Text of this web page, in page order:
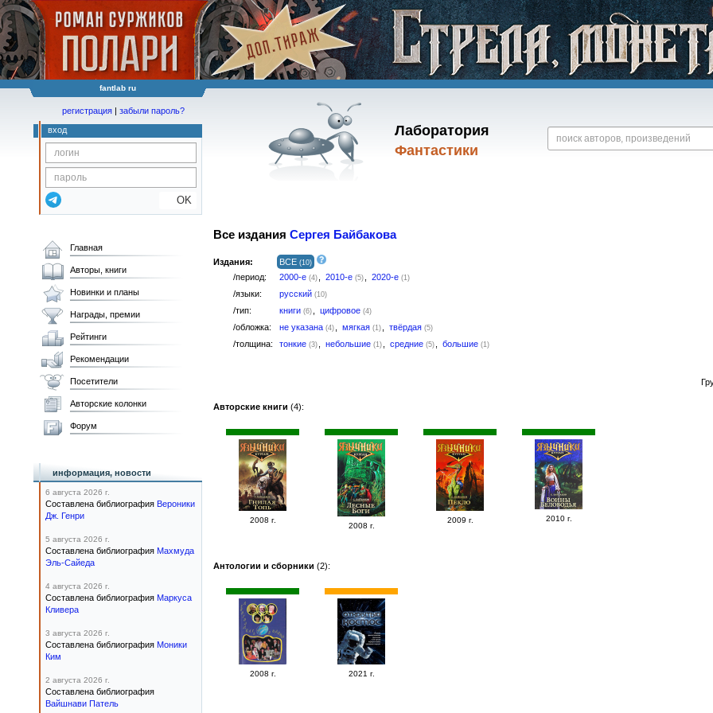
fantlab ru
Лаборатория
Фантастики
регистрация | забыли пароль?
вход
OK
Все издания Сергея Байбакова
Издания: ВСЕ (10)
/период: 2000-е (4) 2010-е (5) 2020-е (1)
/языки: русский (10)
/тип: книги (6) цифровое (4)
/обложка: не указана (4) мягкая (1) твёрдая (5)
/толщина: тонкие (3) небольшие (1) средние (5) большие (1)
Авторские книги (4):
2008 г.
2008 г.
2009 г. 2010 г.
Антологии и сборники (2):
2008 г. 2021 г.
Главная
Авторы, книги
Новинки и планы
Награды, премии
Рейтинги
Рекомендации
Посетители
Авторские колонки
Форум
информация, новости
6 августа 2026 г.
Составлена библиография Вероники
Дж. Генри
5 августа 2026 г.
Составлена библиография Махмуда
Эль-Сайеда
4 августа 2026 г.
Составлена библиография Маркуса
Кливера
3 августа 2026 г.
Составлена библиография Моники
Ким
2 августа 2026 г.
Составлена библиография
Вайшнави Патель